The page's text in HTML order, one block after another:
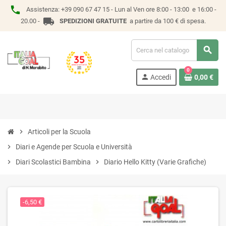
phone Assistenza: +39 090 67 47 15 - Lun al Ven ore 8:00 - 13:00 e 16:00 -
20.00 - local_shipping SPEDIZIONI GRATUITEa partire da 100 € di spesa.
search
person Accedi
0
0,00 €
chevron_right
Articoli per la Scuola
chevron_right
Diari e Agende per Scuola e Università
chevron_right
Diari Scolastici Bambina chevron_right Diario Hello Kitty (Varie Grafiche)
-6,50 €